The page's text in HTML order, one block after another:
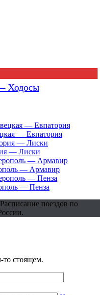
Ходосы
— Евпатория
— Лиски
— Армавир
— Пенза
поездов по
то стоящем.